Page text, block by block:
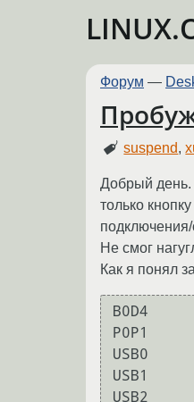
Форум —
suspend,
Добрый день.
только
подключения/
Не смог
Как я понял
B0D4	  S4	*disabled
P0P1	  S4	*disabled
USB0	  S3	*disabled
USB1	  S3	*disabled
USB2	  S3	*disabled